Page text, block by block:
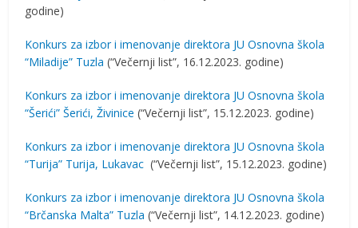
godine)
Konkurs za izbor i imenovanje direktora JU Osnovna škola
“Miladije” Tuzla (“Večernji list”, 16.12.2023. godine)
Konkurs za izbor i imenovanje direktora JU Osnovna škola
“Šerići” Šerići, Živinice (“Večernji list”, 15.12.2023. godine)
Konkurs za izbor i imenovanje direktora JU Osnovna škola
“Turija” Turija, Lukavac (“Večernji list”, 15.12.2023. godine)
Konkurs za izbor i imenovanje direktora JU Osnovna škola
“Brčanska Malta” Tuzla (“Večernji list”, 14.12.2023. godine)